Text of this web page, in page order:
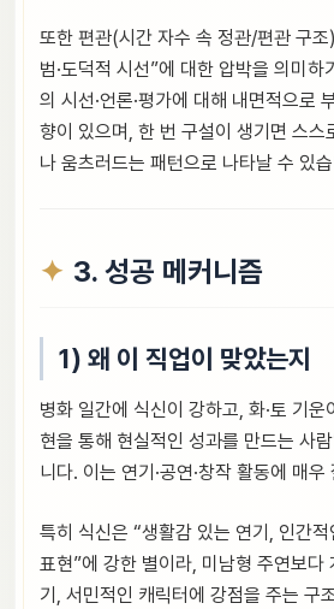
또한 편관(시간 자수 속 정관/편관 구조
범·도덕적 시선”에 대한 압박을 의미하
의 시선·언론·평가에 대해 내면적으로
향이 있으며, 한 번 구설이 생기면 스스
나 움츠러드는 패턴으로 나타날 수 있
3. 성공 메커니즘
1) 왜 이 직업이 맞았는지
병화 일간에 식신이 강하고, 화·토 기운
현을 통해 현실적인 성과를 만드는 사
니다. 이는 연기·공연·창작 활동에 매
특히 식신은 “생활감 있는 연기, 인간
표현”에 강한 별이라, 미남형 주연보다
기, 서민적인 캐릭터에 강점을 주는 구